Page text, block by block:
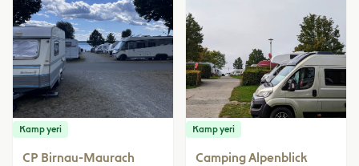
Kamp yeri
CP Birnau-Maurach
Kamp yeri
Camping Alpenblick